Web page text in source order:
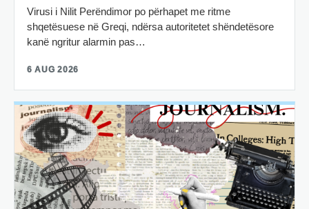
Virusi i Nilit Perëndimor po përhapet me ritme
shqetësuese në Greqi, ndërsa autoritetet shëndetësore
kanë ngritur alarmin pas…
6 AUG 2026